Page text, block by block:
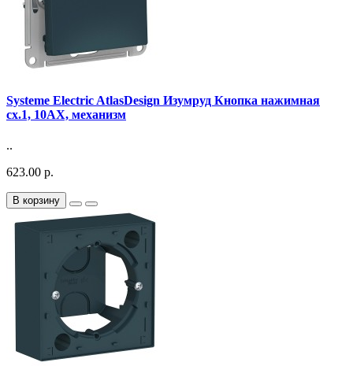
Systeme Electric AtlasDesign Изумруд Кнопка нажимная
сх.1, 10АХ, механизм
..
623.00 р.
В корзину